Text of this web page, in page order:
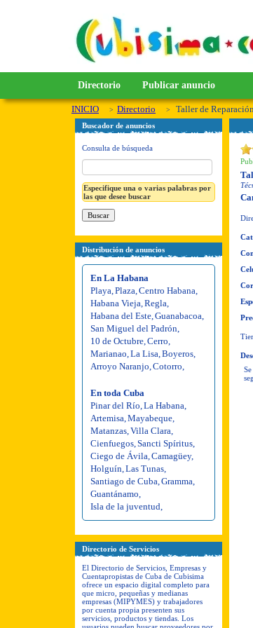
Directorio Publicar anuncio
INICIO Directorio Taller de
Buscador de anuncios
Consulta de búsqueda
Especifique una o varias palabras por
las que desee buscar
Distribución de anuncios
En La Habana
Playa Plaza Centro Habana
Habana Vieja Regla
Habana del Este Guanabacoa
San Miguel del Padrón
10 de Octubre Cerro
Marianao La Lisa Boyeros
Arroyo Naranjo Cotorro
En toda Cuba
Pinar del Río La Habana
Artemisa Mayabeque
Matanzas Villa Clara
Cienfuegos Sancti Spíritus
Ciego de Ávila Camagüey,
Holguín Las Tunas
Santiago de Cuba Gramma
Guantánamo
Isla de la juventud
Directorio de Servicios
El Directorio de Servicios, Empresas y
Cuentapropistas de Cuba de Cubisima
ofrece un espacio digital completo para
que micro, pequeñas y medianas
empresas (MIPYMES) y trabajadores
por cuenta propia presenten sus
servicios, productos y tiendas. Los
usuarios pueden buscar proveedores por